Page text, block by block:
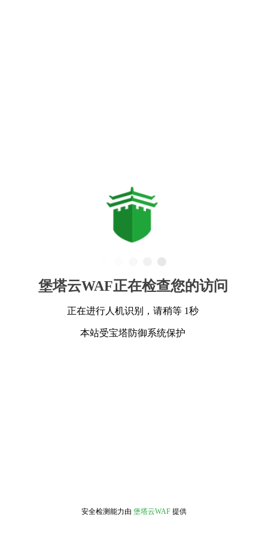
堡塔云WAF正在检查您的访问
正在进行人机识别，请稍等 1秒
本站受宝塔防御系统保护
安全检测能力由 堡塔云WAF 提供